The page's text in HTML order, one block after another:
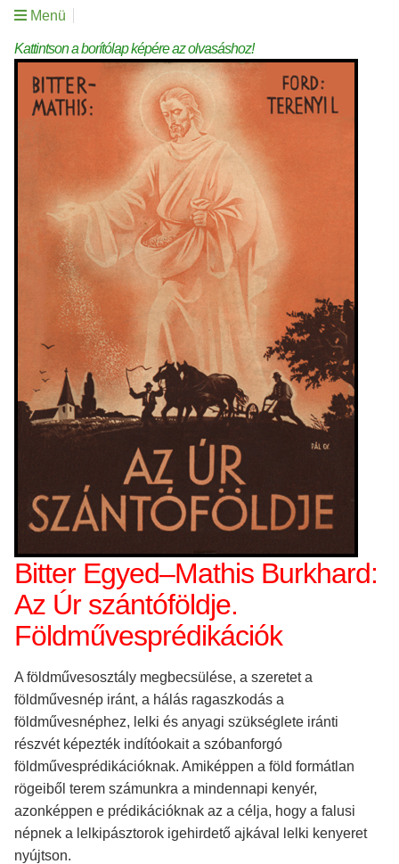
Menü
Kattintson a borítólap képére az olvasáshoz!
Bitter Egyed–Mathis Burkhard:
Az Úr szántóföldje.
Földművesprédikációk
A földművesosztály megbecsülése, a szeretet a
földművesnép iránt, a hálás ragaszkodás a
földművesnéphez, lelki és anyagi szükséglete iránti
részvét képezték indítóokait a szóbanforgó
földművesprédikációknak. Amiképpen a föld formátlan
rögeiből terem számunkra a mindennapi kenyér,
azonképpen e prédikációknak az a célja, hogy a falusi
népnek a lelkipásztorok igehirdető ajkával lelki kenyeret
nyújtson.